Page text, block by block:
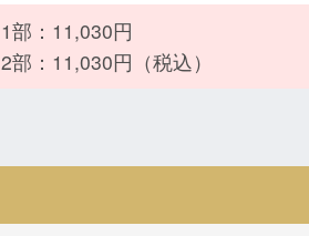
1部：11,030円
2部：11,030円（税込）